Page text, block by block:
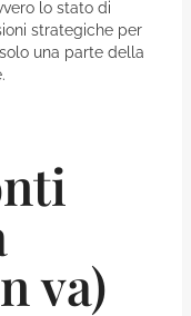
lo stato di
strategiche per
una parte della
va)